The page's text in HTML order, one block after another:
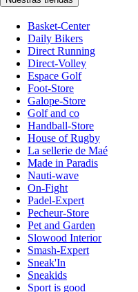
Basket-Center
Daily Bikers
Direct Running
Direct-Volley
Espace Golf
Foot-Store
Galope-Store
Golf and co
Handball-Store
House of Rugby
La sellerie de Maé
Made in Paradis
Nauti-wave
On-Fight
Padel-Expert
Pecheur-Store
Pet and Garden
Slowood Interior
Smash-Expert
Sneak'In
Sneakids
Sport is good